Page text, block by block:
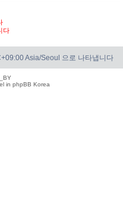
다
Asia/Seoul 으로 나타냅니다
in phpBB Korea